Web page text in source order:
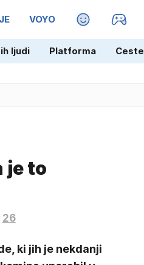
VOYO MAGAZIN
ljudi Platforma Ceste
je to
26
ki jih je nekdanji